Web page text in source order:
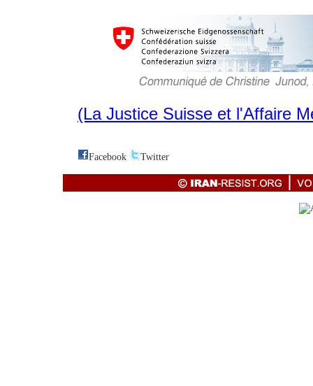
(La Justice Suisse et l'Affaire
Facebook Twitter